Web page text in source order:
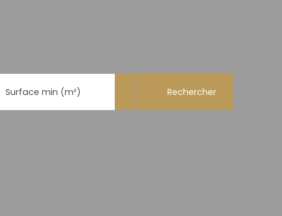
Surface min (m²) Rechercher